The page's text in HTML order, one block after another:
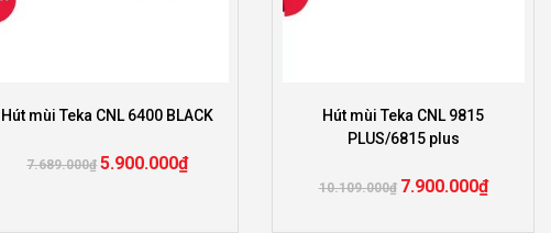
Hút mùi Teka CNL 6400 BLACK
7.689.000₫ 5.900.000₫
Hút mùi Teka CNL 9815
PLUS/6815 plus
10.109.000₫ 7.900.000₫